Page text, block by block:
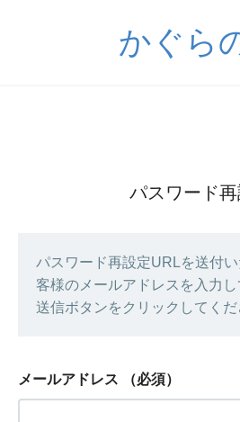
かぐら
パスワード再
パスワード再設定URLを送付
客様のメールアドレスを入力し
送信ボタンをクリックしてくだ
メールアドレス （必須）